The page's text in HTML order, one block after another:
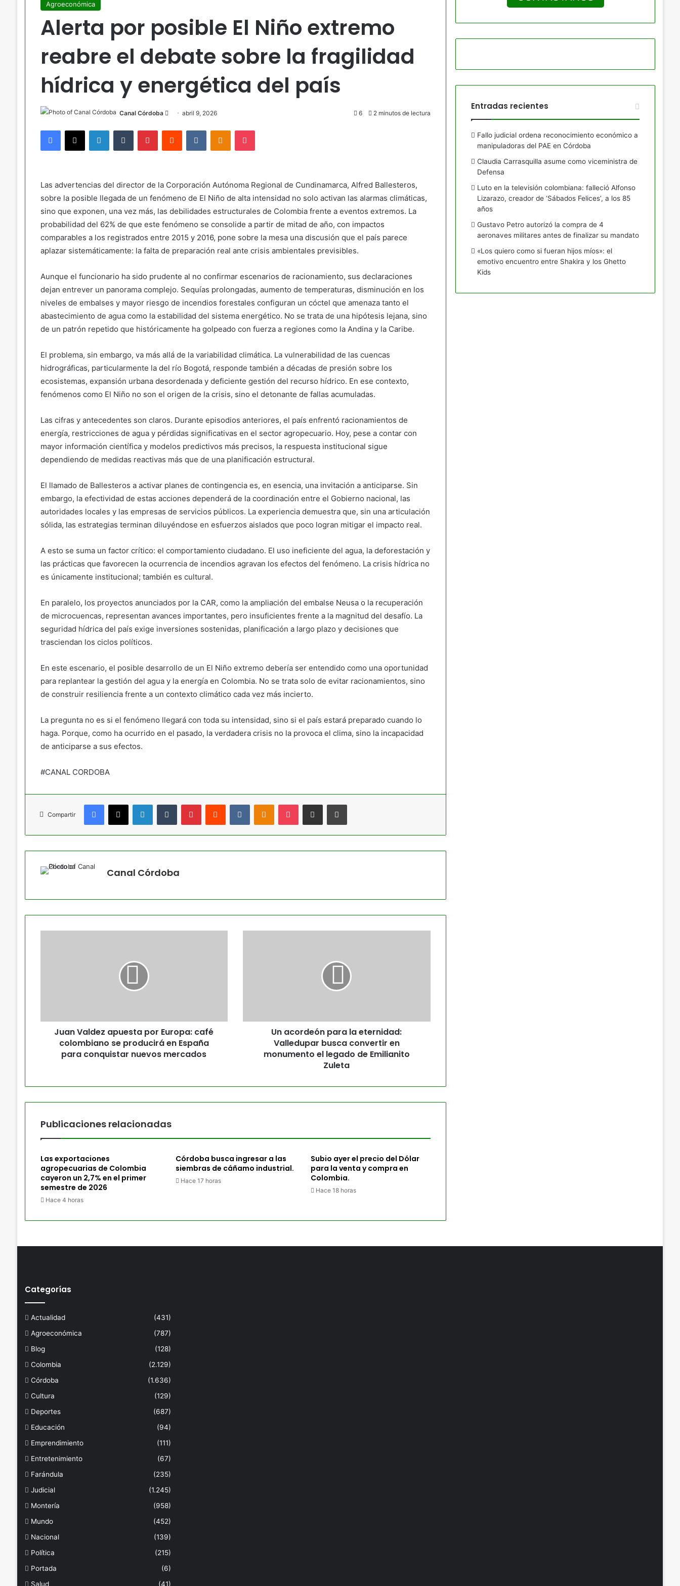
Agroeconómica
Alerta por posible El Niño extremo
reabre el debate sobre la fragilidad
hídrica y energética del país
Canal Córdoba Send
email
abril 9, 2026 6 2 minutos de lectura
Facebook
X LinkedInTumblr PinterestReddit VKontakteOdnoklassniki
Pocket
Las advertencias del director de la Corporación Autónoma Regional de Cundinamarca, Alfred Ballesteros,
sobre la posible llegada de un fenómeno de El Niño de alta intensidad no solo activan las alarmas climáticas,
sino que exponen, una vez más, las debilidades estructurales de Colombia frente a eventos extremos. La
probabilidad del 62% de que este fenómeno se consolide a partir de mitad de año, con impactos
comparables a los registrados entre 2015 y 2016, pone sobre la mesa una discusión que el país parece
aplazar sistemáticamente: la falta de preparación real ante crisis ambientales previsibles.
Aunque el funcionario ha sido prudente al no confirmar escenarios de racionamiento, sus declaraciones
dejan entrever un panorama complejo. Sequías prolongadas, aumento de temperaturas, disminución en los
niveles de embalses y mayor riesgo de incendios forestales configuran un cóctel que amenaza tanto el
abastecimiento de agua como la estabilidad del sistema energético. No se trata de una hipótesis lejana, sino
de un patrón repetido que históricamente ha golpeado con fuerza a regiones como la Andina y la Caribe.
El problema, sin embargo, va más allá de la variabilidad climática. La vulnerabilidad de las cuencas
hidrográficas, particularmente la del río Bogotá, responde también a décadas de presión sobre los
ecosistemas, expansión urbana desordenada y deficiente gestión del recurso hídrico. En ese contexto,
fenómenos como El Niño no son el origen de la crisis, sino el detonante de fallas acumuladas.
Las cifras y antecedentes son claros. Durante episodios anteriores, el país enfrentó racionamientos de
energía, restricciones de agua y pérdidas significativas en el sector agropecuario. Hoy, pese a contar con
mayor información científica y modelos predictivos más precisos, la respuesta institucional sigue
dependiendo de medidas reactivas más que de una planificación estructural.
El llamado de Ballesteros a activar planes de contingencia es, en esencia, una invitación a anticiparse. Sin
embargo, la efectividad de estas acciones dependerá de la coordinación entre el Gobierno nacional, las
autoridades locales y las empresas de servicios públicos. La experiencia demuestra que, sin una articulación
sólida, las estrategias terminan diluyéndose en esfuerzos aislados que poco logran mitigar el impacto real.
A esto se suma un factor crítico: el comportamiento ciudadano. El uso ineficiente del agua, la deforestación y
las prácticas que favorecen la ocurrencia de incendios agravan los efectos del fenómeno. La crisis hídrica no
es únicamente institucional; también es cultural.
En paralelo, los proyectos anunciados por la CAR, como la ampliación del embalse Neusa o la recuperación
de microcuencas, representan avances importantes, pero insuficientes frente a la magnitud del desafío. La
seguridad hídrica del país exige inversiones sostenidas, planificación a largo plazo y decisiones que
trasciendan los ciclos políticos.
En este escenario, el posible desarrollo de un El Niño extremo debería ser entendido como una oportunidad
para replantear la gestión del agua y la energía en Colombia. No se trata solo de evitar racionamientos, sino
de construir resiliencia frente a un contexto climático cada vez más incierto.
La pregunta no es si el fenómeno llegará con toda su intensidad, sino si el país estará preparado cuando lo
haga. Porque, como ha ocurrido en el pasado, la verdadera crisis no la provoca el clima, sino la incapacidad
de anticiparse a sus efectos.
#CANAL CORDOBA
Compartir
Facebook
X LinkedInTumblr PinterestReddit VKontakteOdnoklassniki
Pocket Compartir por correo electrónicoImprimir
Canal Córdoba
Juan Valdez apuesta por Europa: café
colombiano se producirá en España
para conquistar nuevos mercados
Un acordeón para la eternidad:
Valledupar busca convertir en
monumento el legado de Emilianito
Zuleta
Publicaciones relacionadas
Las exportaciones
agropecuarias de Colombia
cayeron un 2,7% en el primer
semestre de 2026
Hace 4 horas
Córdoba busca ingresar a las
siembras de cáñamo industrial.
Hace 17 horas
Subio ayer el precio del Dólar
para la venta y compra en
Colombia.
Hace 18 horas
Entradas recientes
Fallo judicial ordena reconocimiento económico a
manipuladoras del PAE en Córdoba
Claudia Carrasquilla asume como viceministra de
Defensa
Luto en la televisión colombiana: falleció Alfonso
Lizarazo, creador de ‘Sábados Felices’, a los 85
años
Gustavo Petro autorizó la compra de 4
aeronaves militares antes de finalizar su mandato
«Los quiero como si fueran hijos míos»: el
emotivo encuentro entre Shakira y los Ghetto
Kids
Categorías
Actualidad
(431)
Agroeconómica
(787)
Blog
(128)
Colombia
(2.129)
Córdoba
(1.636)
Cultura
(129)
Deportes
(687)
Educación
(94)
Emprendimiento
(111)
Entretenimiento
(67)
Farándula
(235)
Judicial
(1.245)
Montería
(958)
Mundo
(452)
Nacional
(139)
Política
(215)
Portada
(6)
Salud
(41)